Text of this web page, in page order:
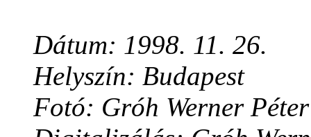
Dátum: 1998. 11. 26.
Helyszín: Budapest
Fotó: Gróh Werner Péter